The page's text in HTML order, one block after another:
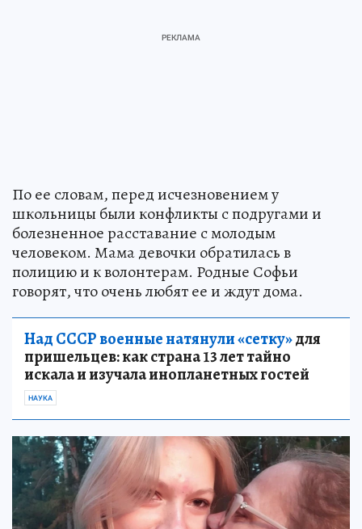
По ее словам, перед исчезновением у
школьницы были конфликты с подругами и
болезненное расставание с молодым
человеком. Мама девочки обратилась в
полицию и к волонтерам. Родные Софьи
говорят, что очень любят ее и ждут дома.
Над СССР военные натянули «сетку»для
пришельцев: как страна 13 лет тайно
искала и изучала инопланетных гостей
НАУКА